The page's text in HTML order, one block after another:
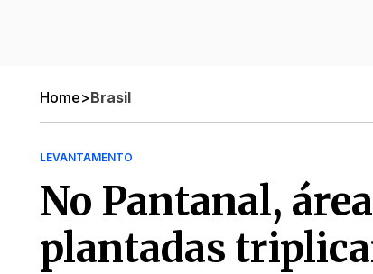
Home>Brasil
LEVANTAMENTO
No Pantanal,
plantadas